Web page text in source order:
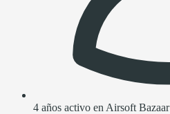
4 años activo en Airsoft Bazaar